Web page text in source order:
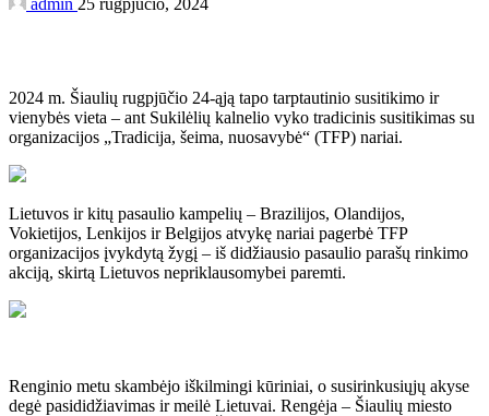
2024 m. Šiaulių rugpjūčio 24-ąją tapo tarptautinio susitikimo ir
vienybės vieta – ant Sukilėlių kalnelio vyko tradicinis susitikimas su
organizacijos „Tradicija, šeima, nuosavybė“ (TFP) nariai.
Lietuvos ir kitų pasaulio kampelių – Brazilijos, Olandijos,
Vokietijos, Lenkijos ir Belgijos atvykę nariai pagerbė TFP
organizacijos įvykdytą žygį – iš didžiausio pasaulio parašų rinkimo
akciją, skirtą Lietuvos nepriklausomybei paremti.
Renginio metu skambėjo iškilmingi kūriniai, o susirinkusiųjų akyse
degė pasididžiavimas ir meilė Lietuvai. Rengėja – Šiaulių miesto